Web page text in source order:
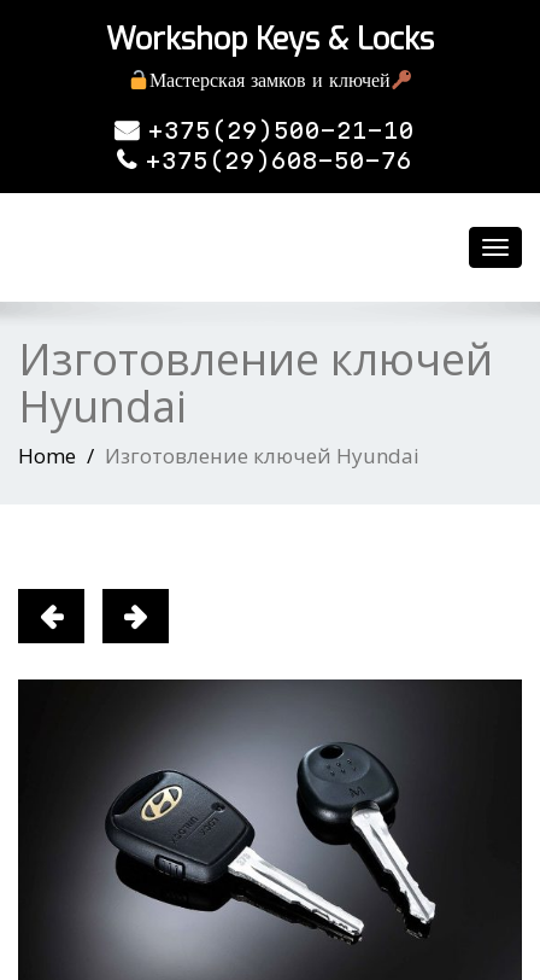
Workshop Keys & Locks
Мастерская замков и ключей
+375(29)500-21-10
+375(29)608-50-76
Изготовление ключей
Hyundai
Home Изготовление ключей Hyundai